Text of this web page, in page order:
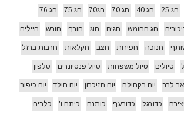
חג 25 חג 40 חג 70 חג70 חג 75 חג 76
חג החומש חגים חוג חורף חורש חיילים
חנוכה חפירות חצב חקלאות חרבות ברזל
טיולים טיול משפחות טיול פנסיונרים טלפון
לרר יום בקהילה יום הזיכרון יום הילד יום כיפור
יצירה כדורגל כדורעף כותנה כיתה ו' כלבים